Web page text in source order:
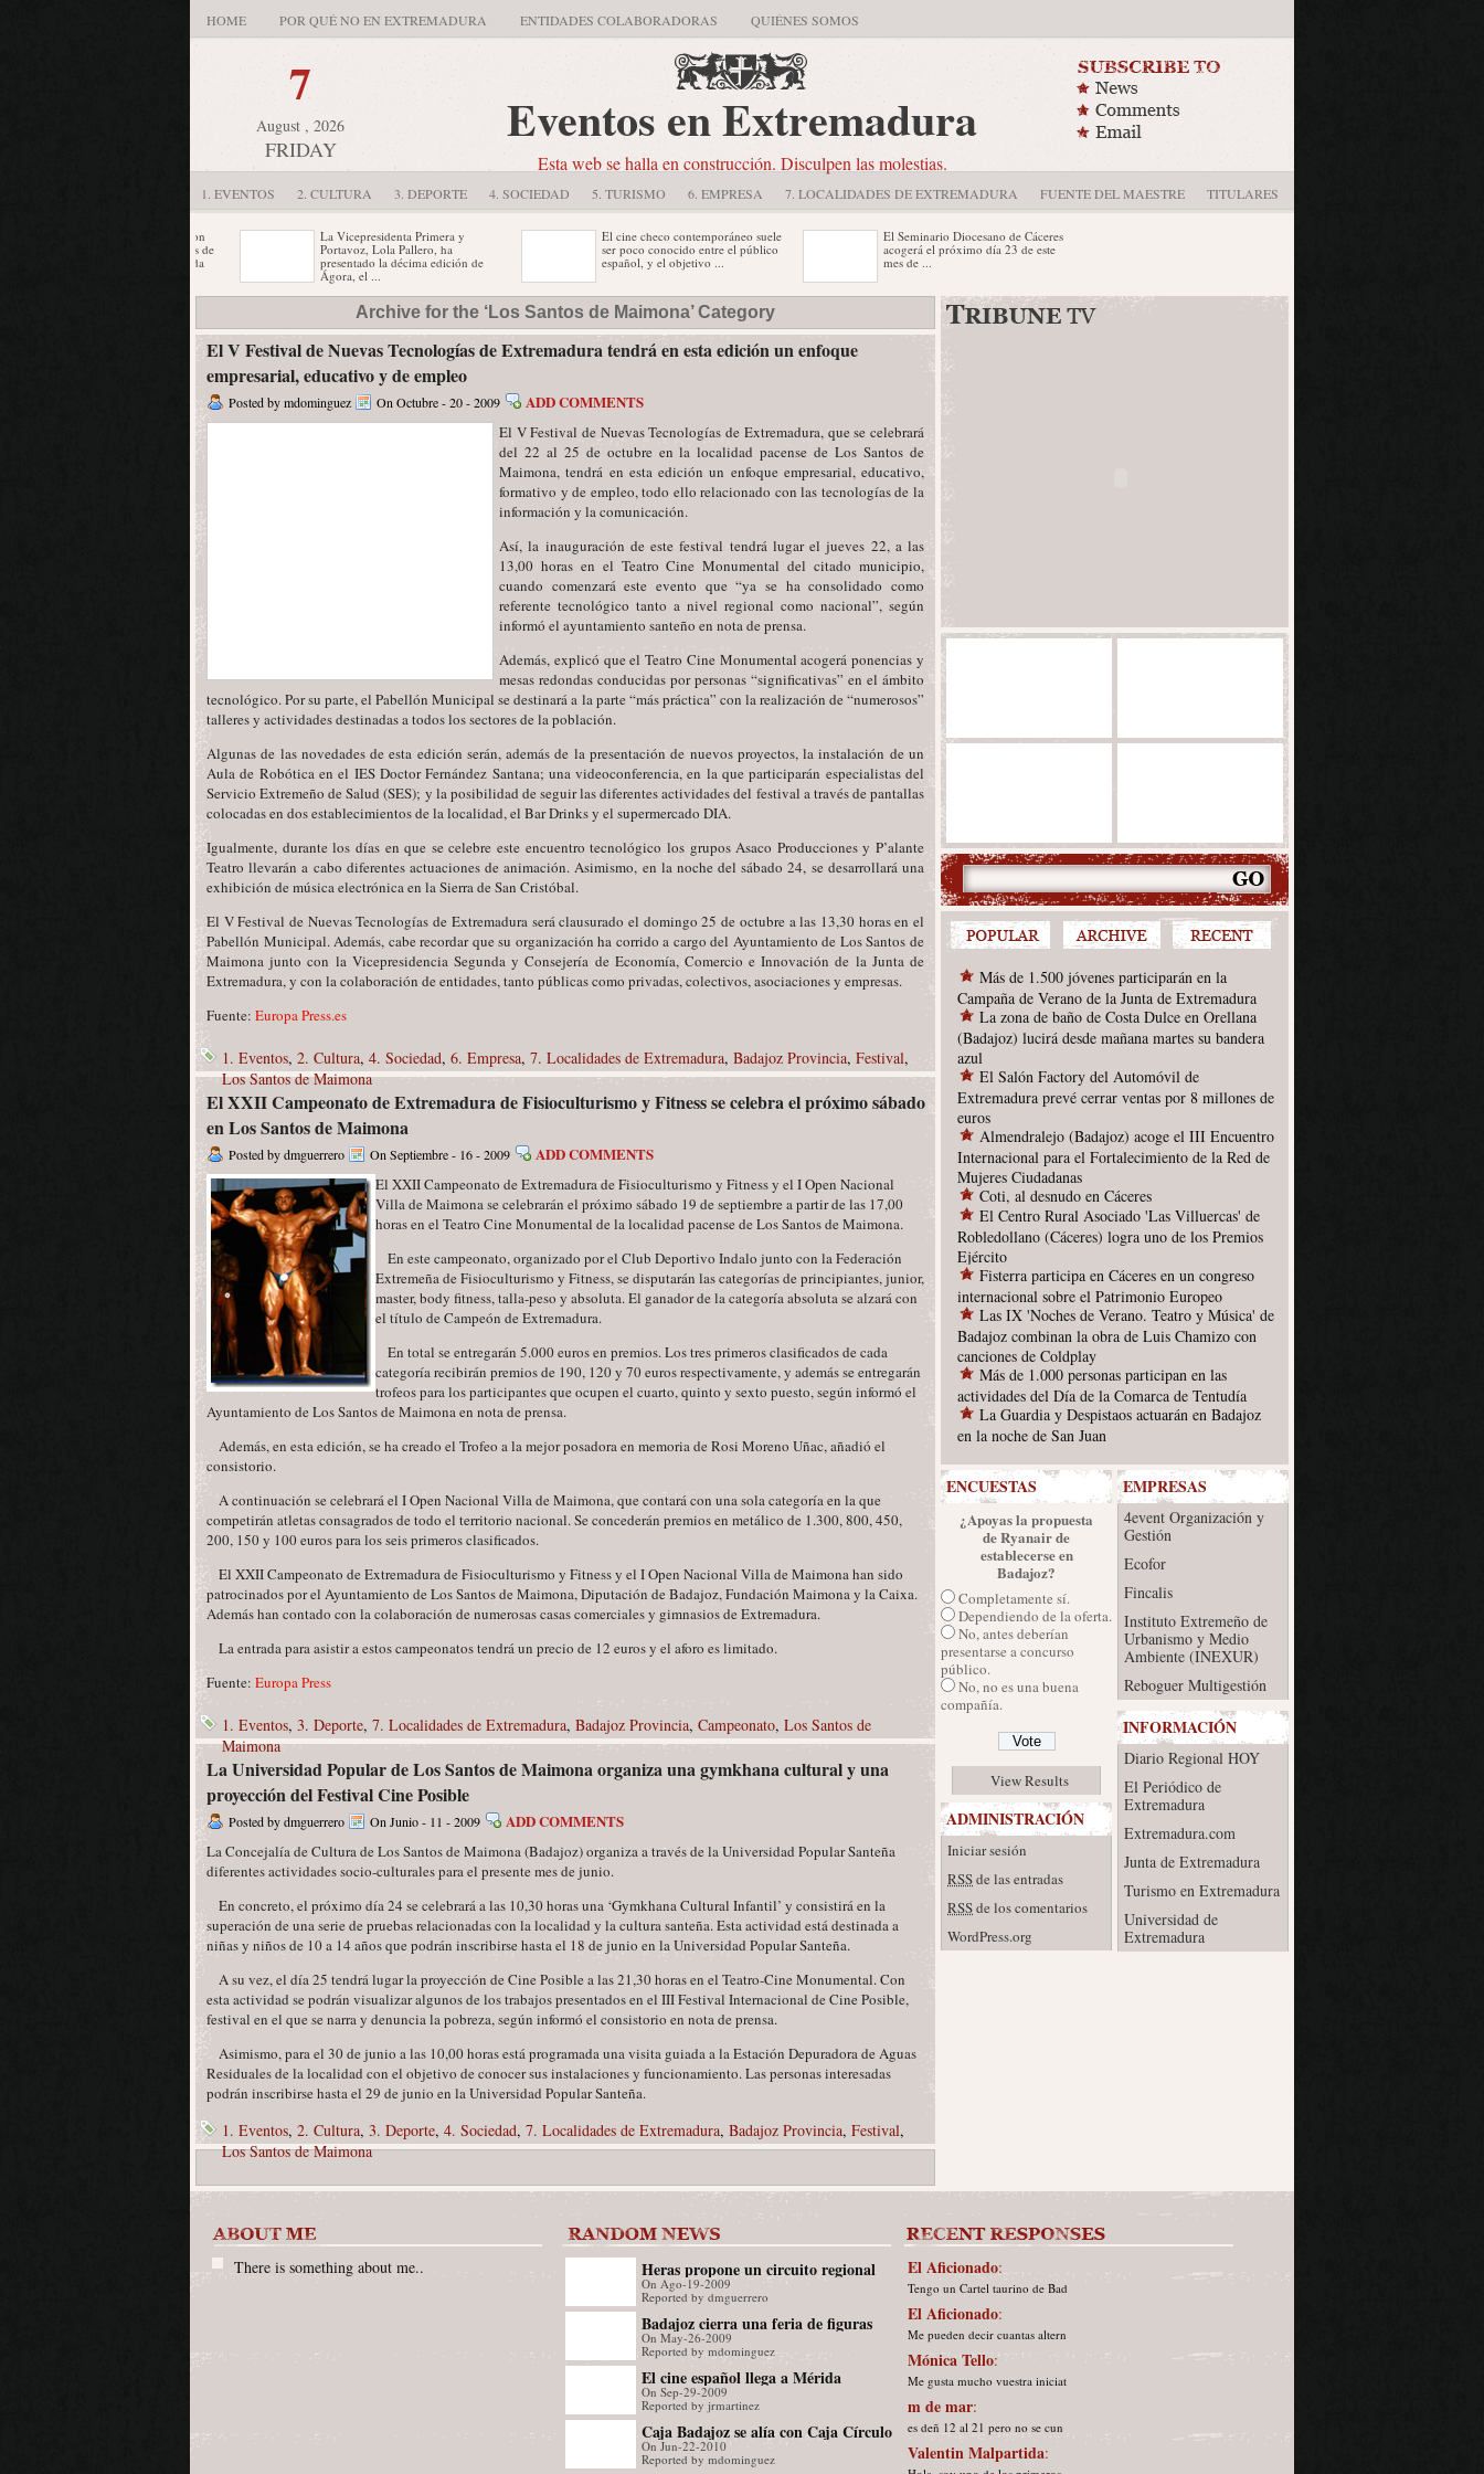
HOME POR QUÉ NO EN EXTREMADURA ENTIDADES COLABORADORAS QUIÉNES SOMOS
7
August , 2026
FRIDAY Eventos en Extremadura
Esta web se halla en construcción. Disculpen las molestias.
1. EVENTOS 2. CULTURA 3. DEPORTE 4. SOCIEDAD 5. TURISMO 6. EMPRESA 7. LOCALIDADES DE EXTREMADURA FUENTE DEL MAESTRE TITULARES
La Vicepresidenta Primera y
Portavoz, Lola Pallero, ha
presentado la décima edición de
Ágora, el ...
El cine checo contemporáneo suele
ser poco conocido entre el público
español, y el objetivo ...
El Seminario Diocesano de Cáceres
acogerá el próximo día 23 de este
mes de ...
El Corral de las Cigüeñas de
Cáceres acoge hasta finales de mayo
una muestra gráfica ...
El Festival Ibérico de Cine de
Badajoz alcanza mañana viernes su
tercera jornada, en la ...
Cabe señalar que desde el año 2004
la institución museística viene
organizando visitas guiadas a ...
Archive for the ‘Los Santos de Maimona’ Category
El V Festival de Nuevas Tecnologías de Extremadura tendrá en esta edición un enfoque
empresarial, educativo y de empleo
Posted by mdominguez On Octubre - 20 - 2009 ADD COMMENTS
El V Festival de Nuevas Tecnologías de Extremadura, que se celebrará
del 22 al 25 de octubre en la localidad pacense de Los Santos de
Maimona, tendrá en esta edición un enfoque empresarial, educativo,
formativo y de empleo, todo ello relacionado con las tecnologías de la
información y la comunicación.
Así, la inauguración de este festival tendrá lugar el jueves 22, a las
13,00 horas en el Teatro Cine Monumental del citado municipio,
cuando comenzará este evento que “ya se ha consolidado como
referente tecnológico tanto a nivel regional como nacional”, según
informó el ayuntamiento santeño en nota de prensa.
Además, explicó que el Teatro Cine Monumental acogerá ponencias y
mesas redondas conducidas por personas “significativas” en el ámbito
tecnológico. Por su parte, el Pabellón Municipal se destinará a la parte “más práctica” con la realización de “numerosos”
talleres y actividades destinadas a todos los sectores de la población.
Algunas de las novedades de esta edición serán, además de la presentación de nuevos proyectos, la instalación de un
Aula de Robótica en el IES Doctor Fernández Santana; una videoconferencia, en la que participarán especialistas del
Servicio Extremeño de Salud (SES); y la posibilidad de seguir las diferentes actividades del festival a través de pantallas
colocadas en dos establecimientos de la localidad, el Bar Drinks y el supermercado DIA.
Igualmente, durante los días en que se celebre este encuentro tecnológico los grupos Asaco Producciones y P’alante
Teatro llevarán a cabo diferentes actuaciones de animación. Asimismo, en la noche del sábado 24, se desarrollará una
exhibición de música electrónica en la Sierra de San Cristóbal.
El V Festival de Nuevas Tecnologías de Extremadura será clausurado el domingo 25 de octubre a las 13,30 horas en el
Pabellón Municipal. Además, cabe recordar que su organización ha corrido a cargo del Ayuntamiento de Los Santos de
Maimona junto con la Vicepresidencia Segunda y Consejería de Economía, Comercio e Innovación de la Junta de
Extremadura, y con la colaboración de entidades, tanto públicas como privadas, colectivos, asociaciones y empresas.
Fuente: Europa Press.es
1. Eventos, 2. Cultura, 4. Sociedad, 6. Empresa, 7. Localidades de Extremadura, Badajoz Provincia, Festival,
Los Santos de Maimona
El XXII Campeonato de Extremadura de Fisioculturismo y Fitness se celebra el próximo sábado
en Los Santos de Maimona
Posted by dmguerrero On Septiembre - 16 - 2009 ADD COMMENTS
El XXII Campeonato de Extremadura de Fisioculturismo y Fitness y el I Open Nacional
Villa de Maimona se celebrarán el próximo sábado 19 de septiembre a partir de las 17,00
horas en el Teatro Cine Monumental de la localidad pacense de Los Santos de Maimona.
En este campeonato, organizado por el Club Deportivo Indalo junto con la Federación
Extremeña de Fisioculturismo y Fitness, se disputarán las categorías de principiantes, junior,
master, body fitness, talla-peso y absoluta. El ganador de la categoría absoluta se alzará con
el título de Campeón de Extremadura.
En total se entregarán 5.000 euros en premios. Los tres primeros clasificados de cada
categoría recibirán premios de 190, 120 y 70 euros respectivamente, y además se entregarán
trofeos para los participantes que ocupen el cuarto, quinto y sexto puesto, según informó el
Ayuntamiento de Los Santos de Maimona en nota de prensa.
Además, en esta edición, se ha creado el Trofeo a la mejor posadora en memoria de Rosi Moreno Uñac, añadió el
consistorio.
A continuación se celebrará el I Open Nacional Villa de Maimona, que contará con una sola categoría en la que
competirán atletas consagrados de todo el territorio nacional. Se concederán premios en metálico de 1.300, 800, 450,
200, 150 y 100 euros para los seis primeros clasificados.
El XXII Campeonato de Extremadura de Fisioculturismo y Fitness y el I Open Nacional Villa de Maimona han sido
patrocinados por el Ayuntamiento de Los Santos de Maimona, Diputación de Badajoz, Fundación Maimona y la Caixa.
Además han contado con la colaboración de numerosas casas comerciales y gimnasios de Extremadura.
La entrada para asistir a estos campeonatos tendrá un precio de 12 euros y el aforo es limitado.
Fuente: Europa Press
1. Eventos, 3. Deporte, 7. Localidades de Extremadura, Badajoz Provincia, Campeonato, Los Santos de
Maimona
La Universidad Popular de Los Santos de Maimona organiza una gymkhana cultural y una
proyección del Festival Cine Posible
Posted by dmguerrero On Junio - 11 - 2009 ADD COMMENTS
La Concejalía de Cultura de Los Santos de Maimona (Badajoz) organiza a través de la Universidad Popular Santeña
diferentes actividades socio-culturales para el presente mes de junio.
En concreto, el próximo día 24 se celebrará a las 10,30 horas una ‘Gymkhana Cultural Infantil’ y consistirá en la
superación de una serie de pruebas relacionadas con la localidad y la cultura santeña. Esta actividad está destinada a
niñas y niños de 10 a 14 años que podrán inscribirse hasta el 18 de junio en la Universidad Popular Santeña.
A su vez, el día 25 tendrá lugar la proyección de Cine Posible a las 21,30 horas en el Teatro-Cine Monumental. Con
esta actividad se podrán visualizar algunos de los trabajos presentados en el III Festival Internacional de Cine Posible,
festival en el que se narra y denuncia la pobreza, según informó el consistorio en nota de prensa.
Asimismo, para el 30 de junio a las 10,00 horas está programada una visita guiada a la Estación Depuradora de Aguas
Residuales de la localidad con el objetivo de conocer sus instalaciones y funcionamiento. Las personas interesadas
podrán inscribirse hasta el 29 de junio en la Universidad Popular Santeña.
1. Eventos, 2. Cultura, 3. Deporte, 4. Sociedad, 7. Localidades de Extremadura, Badajoz Provincia, Festival,
Los Santos de Maimona
Más de 1.500 jóvenes participarán en la
Campaña de Verano de la Junta de Extremadura
La zona de baño de Costa Dulce en Orellana
(Badajoz) lucirá desde mañana martes su bandera
azul
El Salón Factory del Automóvil de
Extremadura prevé cerrar ventas por 8 millones de
euros
Almendralejo (Badajoz) acoge el III Encuentro
Internacional para el Fortalecimiento de la Red de
Mujeres Ciudadanas
Coti, al desnudo en Cáceres
El Centro Rural Asociado 'Las Villuercas' de
Robledollano (Cáceres) logra uno de los Premios
Ejército
Fisterra participa en Cáceres en un congreso
internacional sobre el Patrimonio Europeo
Las IX 'Noches de Verano. Teatro y Música' de
Badajoz combinan la obra de Luis Chamizo con
canciones de Coldplay
Más de 1.000 personas participan en las
actividades del Día de la Comarca de Tentudía
La Guardia y Despistaos actuarán en Badajoz
en la noche de San Juan
EMPRESAS
4event Organización y
Gestión
Ecofor
Fincalis
Instituto Extremeño de
Urbanismo y Medio
Ambiente (INEXUR)
Reboguer Multigestión
INFORMACIÓN
Diario Regional HOY
El Periódico de
Extremadura
Extremadura.com
Junta de Extremadura
Turismo en Extremadura
Universidad de
Extremadura
ENCUESTAS
¿Apoyas la propuesta
de Ryanair de
establecerse en
Badajoz?
Completamente sí.
Dependiendo de la oferta.
No, antes deberían
presentarse a concurso
público.
No, no es una buena
compañía.
View Results
ADMINISTRACIÓN
Iniciar sesión
RSSde las entradas
RSSde los comentarios
WordPress.org
There is something about me..
Heras propone un circuito regional
con marca Play! que divulgue Cáceres
2016
On Ago-19-2009
Reported by dmguerrero
Badajoz cierra una feria de figuras
On May-26-2009
Reported by mdominguez
El cine español llega a Mérida
On Sep-29-2009
Reported by jrmartinez
Caja Badajoz se alía con Caja Círculo
y Caja Inmaculada
On Jun-22-2010
Reported by mdominguez
El Aficionado:
Tengo un Cartel taurino de Bad
El Aficionado:
Me pueden decir cuantas altern
Mónica Tello:
Me gusta mucho vuestra iniciat
m de mar:
es deñ 12 al 21 pero no se cun
Valentin Malpartida: